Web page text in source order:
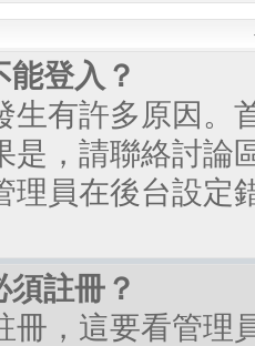
登入？
生有許多原因。
是，請聯絡討論
理員在後台設定
註冊？
冊，這要看管理